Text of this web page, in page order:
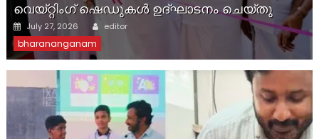
വെയ്റ്റിം​ഗ് ഷെ​ഡു​ക​ൾ ഉ​ദ്ഘാ​ട​നം ചെയ്തു
Posted
on
July 27, 2026 Author
editor
bharananganam